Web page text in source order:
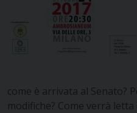
come è arrivata al Senato?
modifiche? Come verrà letta